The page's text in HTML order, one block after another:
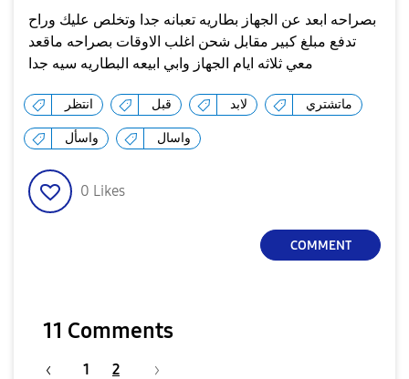
بصراحه ابعد عن الجهاز بطاريه تعبانه جدا وتخلص عليك وراح
تدفع مبلغ كبير مقابل شحن اغلب الاوقات بصراحه ماقعد
معي ثلاثه ايام الجهاز وابي ابيعه البطاريه سيه جدا
انتظر قبل لابد ماتشتري
واسأل واسال
0 Likes
COMMENT
11 Comments
1 2